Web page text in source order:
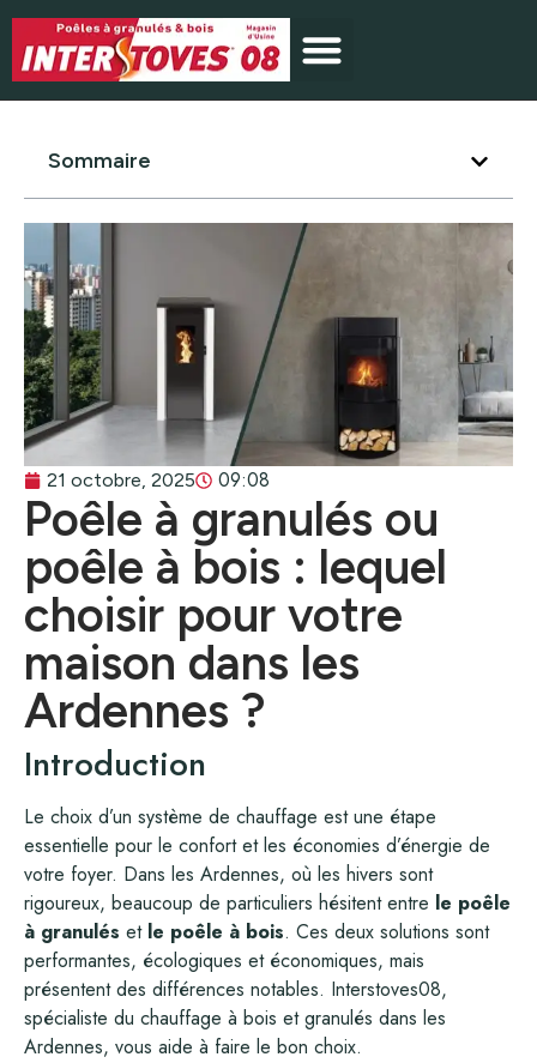
Sommaire
21 octobre, 2025 09:08
Poêle à granulés ou
poêle à bois : lequel
choisir pour votre
maison dans les
Ardennes ?
Introduction
Le choix d’un système de chauffage est une étape
essentielle pour le confort et les économies d’énergie de
votre foyer. Dans les Ardennes, où les hivers sont
rigoureux, beaucoup de particuliers hésitent entre le poêle
à granulés et le poêle à bois. Ces deux solutions sont
performantes, écologiques et économiques, mais
présentent des différences notables. Interstoves08,
spécialiste du chauffage à bois et granulés dans les
Ardennes, vous aide à faire le bon choix.